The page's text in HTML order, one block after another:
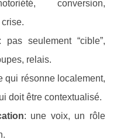
conversion,
: pas seulement “cible”,
relais.
qui résonne localement,
doit être contextualisé.
: une voix, un rôle